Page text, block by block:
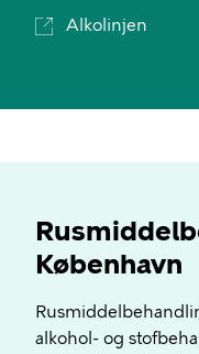
Alkolinjen
København
alkohol- og